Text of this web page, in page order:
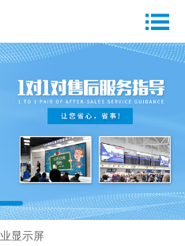
显示屏